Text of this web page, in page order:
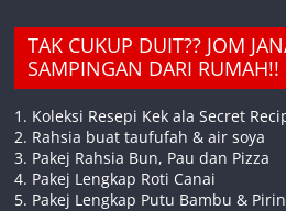
TAK CUKUP DUIT?? JOM
SAMPINGAN DARI RUMAH!!
1. Koleksi Resepi Kek ala Secret
2. Rahsia buat taufufah & air soya
3. Pakej Rahsia Bun, Pau dan Pizza
4. Pakej Lengkap Roti Canai
5. Pakej Lengkap Putu Bambu &